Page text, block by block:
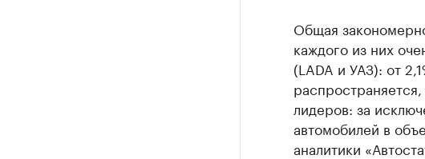
Общая
каждого из них
(LADA и УАЗ): от
лидеров: за
автомобилей в
аналитики